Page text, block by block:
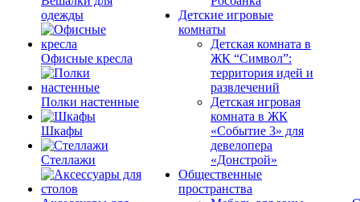
одежды
Офисные кресла
Полки настенные
Шкафы
Стеллажи
Детские игровые
комнаты
Детская комната в
ЖК “Символ”:
территория идей и
развлечений
Детская игровая
комната в ЖК
«Событие 3» для
девелопера
«Донстрой»
Общественные
пространства